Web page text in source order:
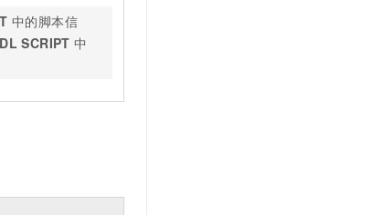
中的脚本信
SCRIPT 中